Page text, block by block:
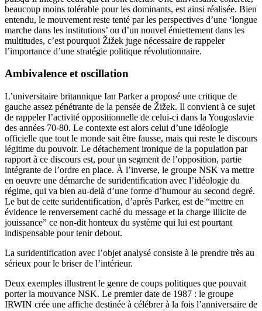
beaucoup moins tolérable pour les dominants, est ainsi réalisée. Bien
entendu, le mouvement reste tenté par les perspectives d’une ‘longue
marche dans les institutions’ ou d’un nouvel émiettement dans les
multitudes, c’est pourquoi Žižek juge nécessaire de rappeler
l’importance d’une stratégie politique révolutionnaire.
Ambivalence et oscillation
L’universitaire britannique Ian Parker a proposé une critique de
gauche assez pénétrante de la pensée de Žižek. Il convient à ce sujet
de rappeler l’activité oppositionnelle de celui-ci dans la Yougoslavie
des années 70-80. Le contexte est alors celui d’une idéologie
officielle que tout le monde sait être fausse, mais qui reste le discours
légitime du pouvoir. Le détachement ironique de la population par
rapport à ce discours est, pour un segment de l’opposition, partie
intégrante de l’ordre en place. À l’inverse, le groupe NSK va mettre
en oeuvre une démarche de suridentification avec l’idéologie du
régime, qui va bien au-delà d’une forme d’humour au second degré.
Le but de cette suridentification, d’après Parker, est de “mettre en
évidence le renversement caché du message et la charge illicite de
jouissance” ce non-dit honteux du système qui lui est pourtant
indispensable pour tenir debout.
La suridentification avec l’objet analysé consiste à le prendre très au
sérieux pour le briser de l’intérieur.
Deux exemples illustrent le genre de coups politiques que pouvait
porter la mouvance NSK. Le premier date de 1987 : le groupe
IRWIN crée une affiche destinée à célébrer à la fois l’anniversaire de